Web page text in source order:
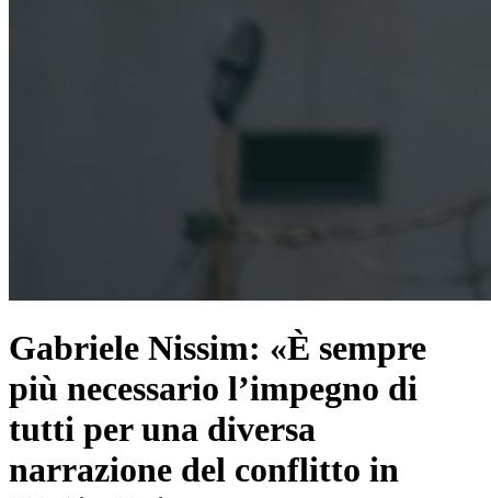
Gabriele Nissim: «È sempre
più necessario l’impegno di
tutti per una diversa
narrazione del conflitto in